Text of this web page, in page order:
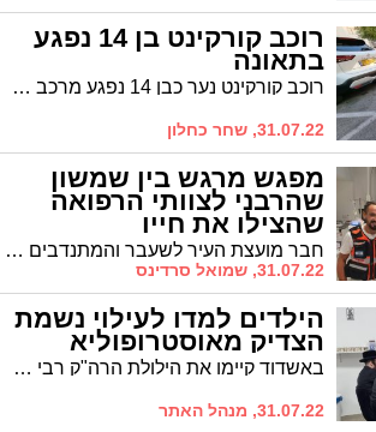
רוכב קורקינט בן 14 נפגע
בתאונה
רוכב קורקינט נער כבן 14 נפגע מרכב ברובע ד' בעיר. הנער פונה לאסותא. נסיבות המקרה נבדקות
31.07.22, שחר כחלון
מפגש מרגש בין שמשון
שהרבני לצוותי הרפואה
שהצילו את חייו
חבר מועצת העיר לשעבר והמתנדבים מאיחוד הצלה נפגשו היום בבית החולים כשבועיים לאחר התאונה הקשה בה נפצע שהרבני באורח קשה והיה חשש לחייו. שהרבני: "אני מתרגש, חיפשתי אתכם, אתם הצלתם לי את החיים"
31.07.22, שמואל סרדינס
הילדים למדו לעילוי נשמת
הצדיק מאוסטרופוליא
באשדוד קיימו את הילולת הרה"ק רבי שמשון מאוסטרופוליא הי"ד זצוק"ל שנהרג עם בני קהילתו כשהם עטורים בטלית ותפילין בבית הכנסת
31.07.22, מנהל האתר